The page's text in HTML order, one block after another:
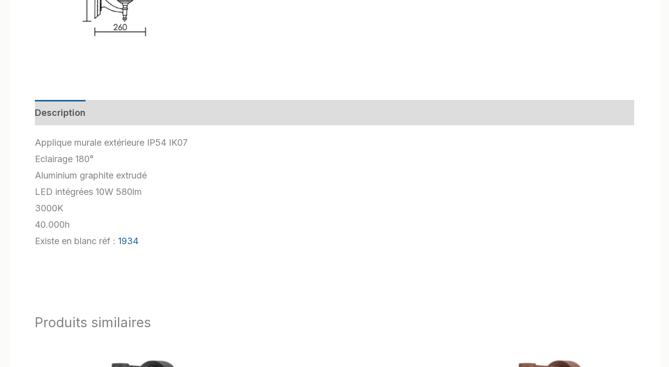
Description
Applique murale extérieure IP54 IK07
Eclairage 180°
Aluminium graphite extrudé
LED intégrées 10W 580lm
3000K
40.000h
Existe en blanc réf : 1934
Produits similaires